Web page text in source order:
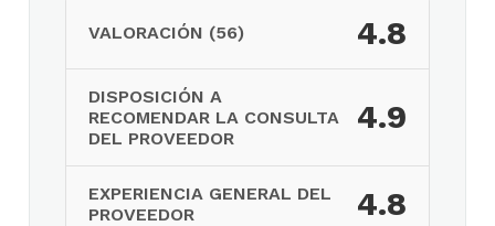
VALORACIÓN (56) 4.8
DISPOSICIÓN A
RECOMENDAR LA CONSULTA
DEL PROVEEDOR
4.9
EXPERIENCIA GENERAL DEL
PROVEEDOR
4.8